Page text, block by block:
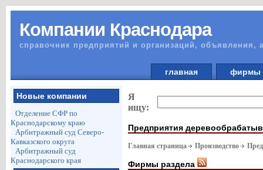
Компании Краснодара
справочник предприятий и организаций, объявления,
главная
Новые компании
Отделение СФР по
Краснодарскому краю
Арбитражный суд Северо-
Кавказского округа
Арбитражный суд
Краснодарского края
Я
ищу:
Предприятия
Главная страница Производство
Фирмы раздела